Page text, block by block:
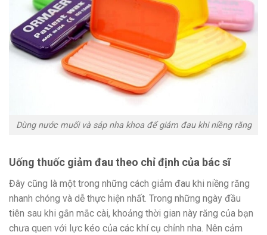
Dùng nước muối và sáp nha khoa để giảm đau khi niềng răng
Uống thuốc giảm đau theo chỉ định của bác sĩ
Đây cũng là một trong những cách giảm đau khi niềng răng
nhanh chóng và dễ thực hiện nhất. Trong những ngày đầu
tiên sau khi gắn mắc cài, khoảng thời gian này răng của bạn
chưa quen với lực kéo của các khí cụ chỉnh nha. Nên cảm